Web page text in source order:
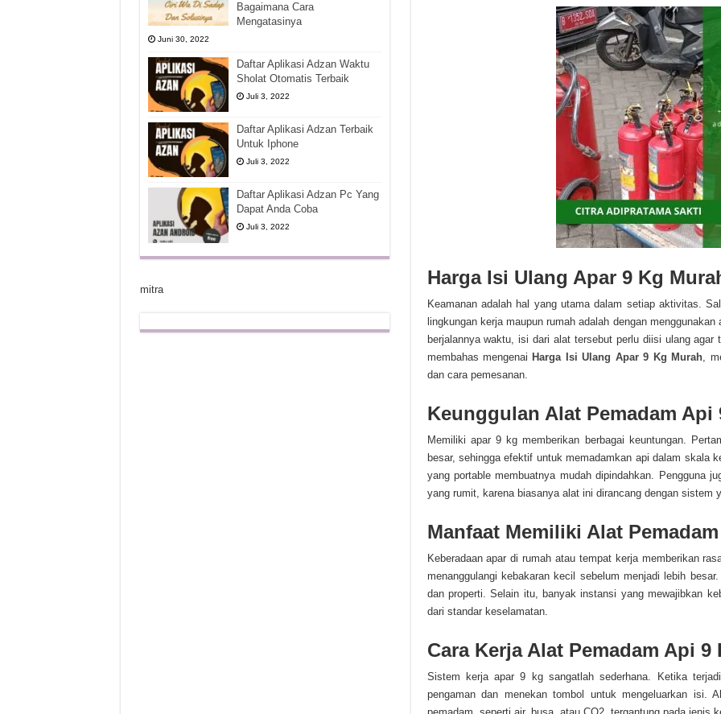
Harga Isi Ulang Apar 9 Kg
Keamanan adalah hal yang utama dalam setiap aktivitas.
lingkungan kerja maupun rumah adalah dengan
berjalannya waktu, isi dari alat tersebut perlu diisi ulang
membahas mengenai Harga Isi Ulang Apar 9 Kg Murah,
dan cara pemesanan.
Keunggulan Alat Pemadam Api
Memiliki apar 9 kg memberikan berbagai keuntungan.
besar, sehingga efektif untuk memadamkan api dalam skala
yang portable membuatnya mudah dipindahkan. Pengguna
yang rumit, karena biasanya alat ini dirancang dengan sistem
Manfaat Memiliki Alat
Keberadaan apar di rumah atau tempat kerja memberikan
menanggulangi kebakaran kecil sebelum menjadi lebih
dan properti. Selain itu, banyak instansi yang mewajibkan
dari standar keselamatan.
Cara Kerja Alat Pemadam Api 9
Sistem kerja apar 9 kg sangatlah sederhana. Ketika
pengaman dan menekan tombol untuk mengeluarkan isi.
Bagaimana Cara
Mengatasinya
Juni 30, 2022
Daftar Aplikasi Adzan Waktu
Sholat Otomatis Terbaik
Juli 3, 2022
Daftar Aplikasi Adzan Terbaik
Untuk Iphone
Juli 3, 2022
Daftar Aplikasi Adzan Pc Yang
Dapat Anda Coba
Juli 3, 2022
mitra